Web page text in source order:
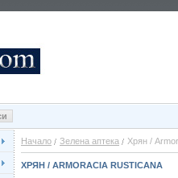
Начало Зелена аптека Хрян /
ХРЯН / ARMORACIA RUSTICANA